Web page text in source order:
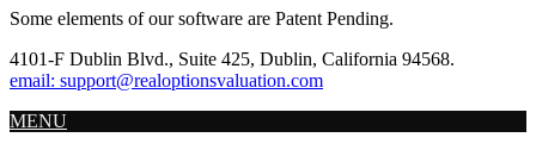
Some elements of our software are Patent Pending.
4101-F Dublin Blvd., Suite 425, Dublin, California 94568.
email: support@realoptionsvaluation.com
MENU